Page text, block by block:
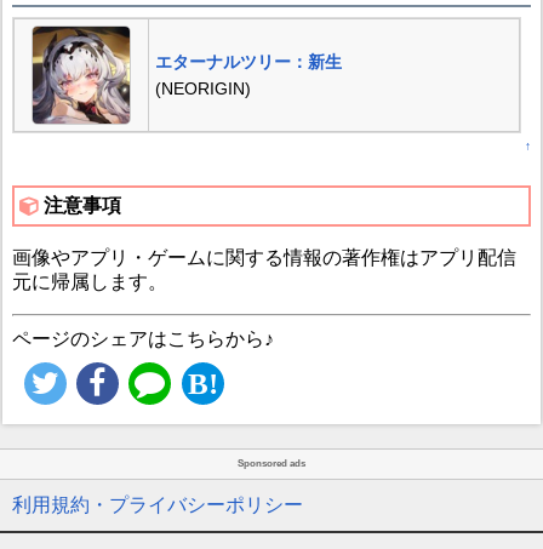
エターナルツリー：新生
(NEORIGIN)
↑
注意事項
画像やアプリ・ゲームに関する情報の著作権はアプリ配信
元に帰属します。
ページのシェアはこちらから♪
Sponsored ads
利用規約・プライバシーポリシー